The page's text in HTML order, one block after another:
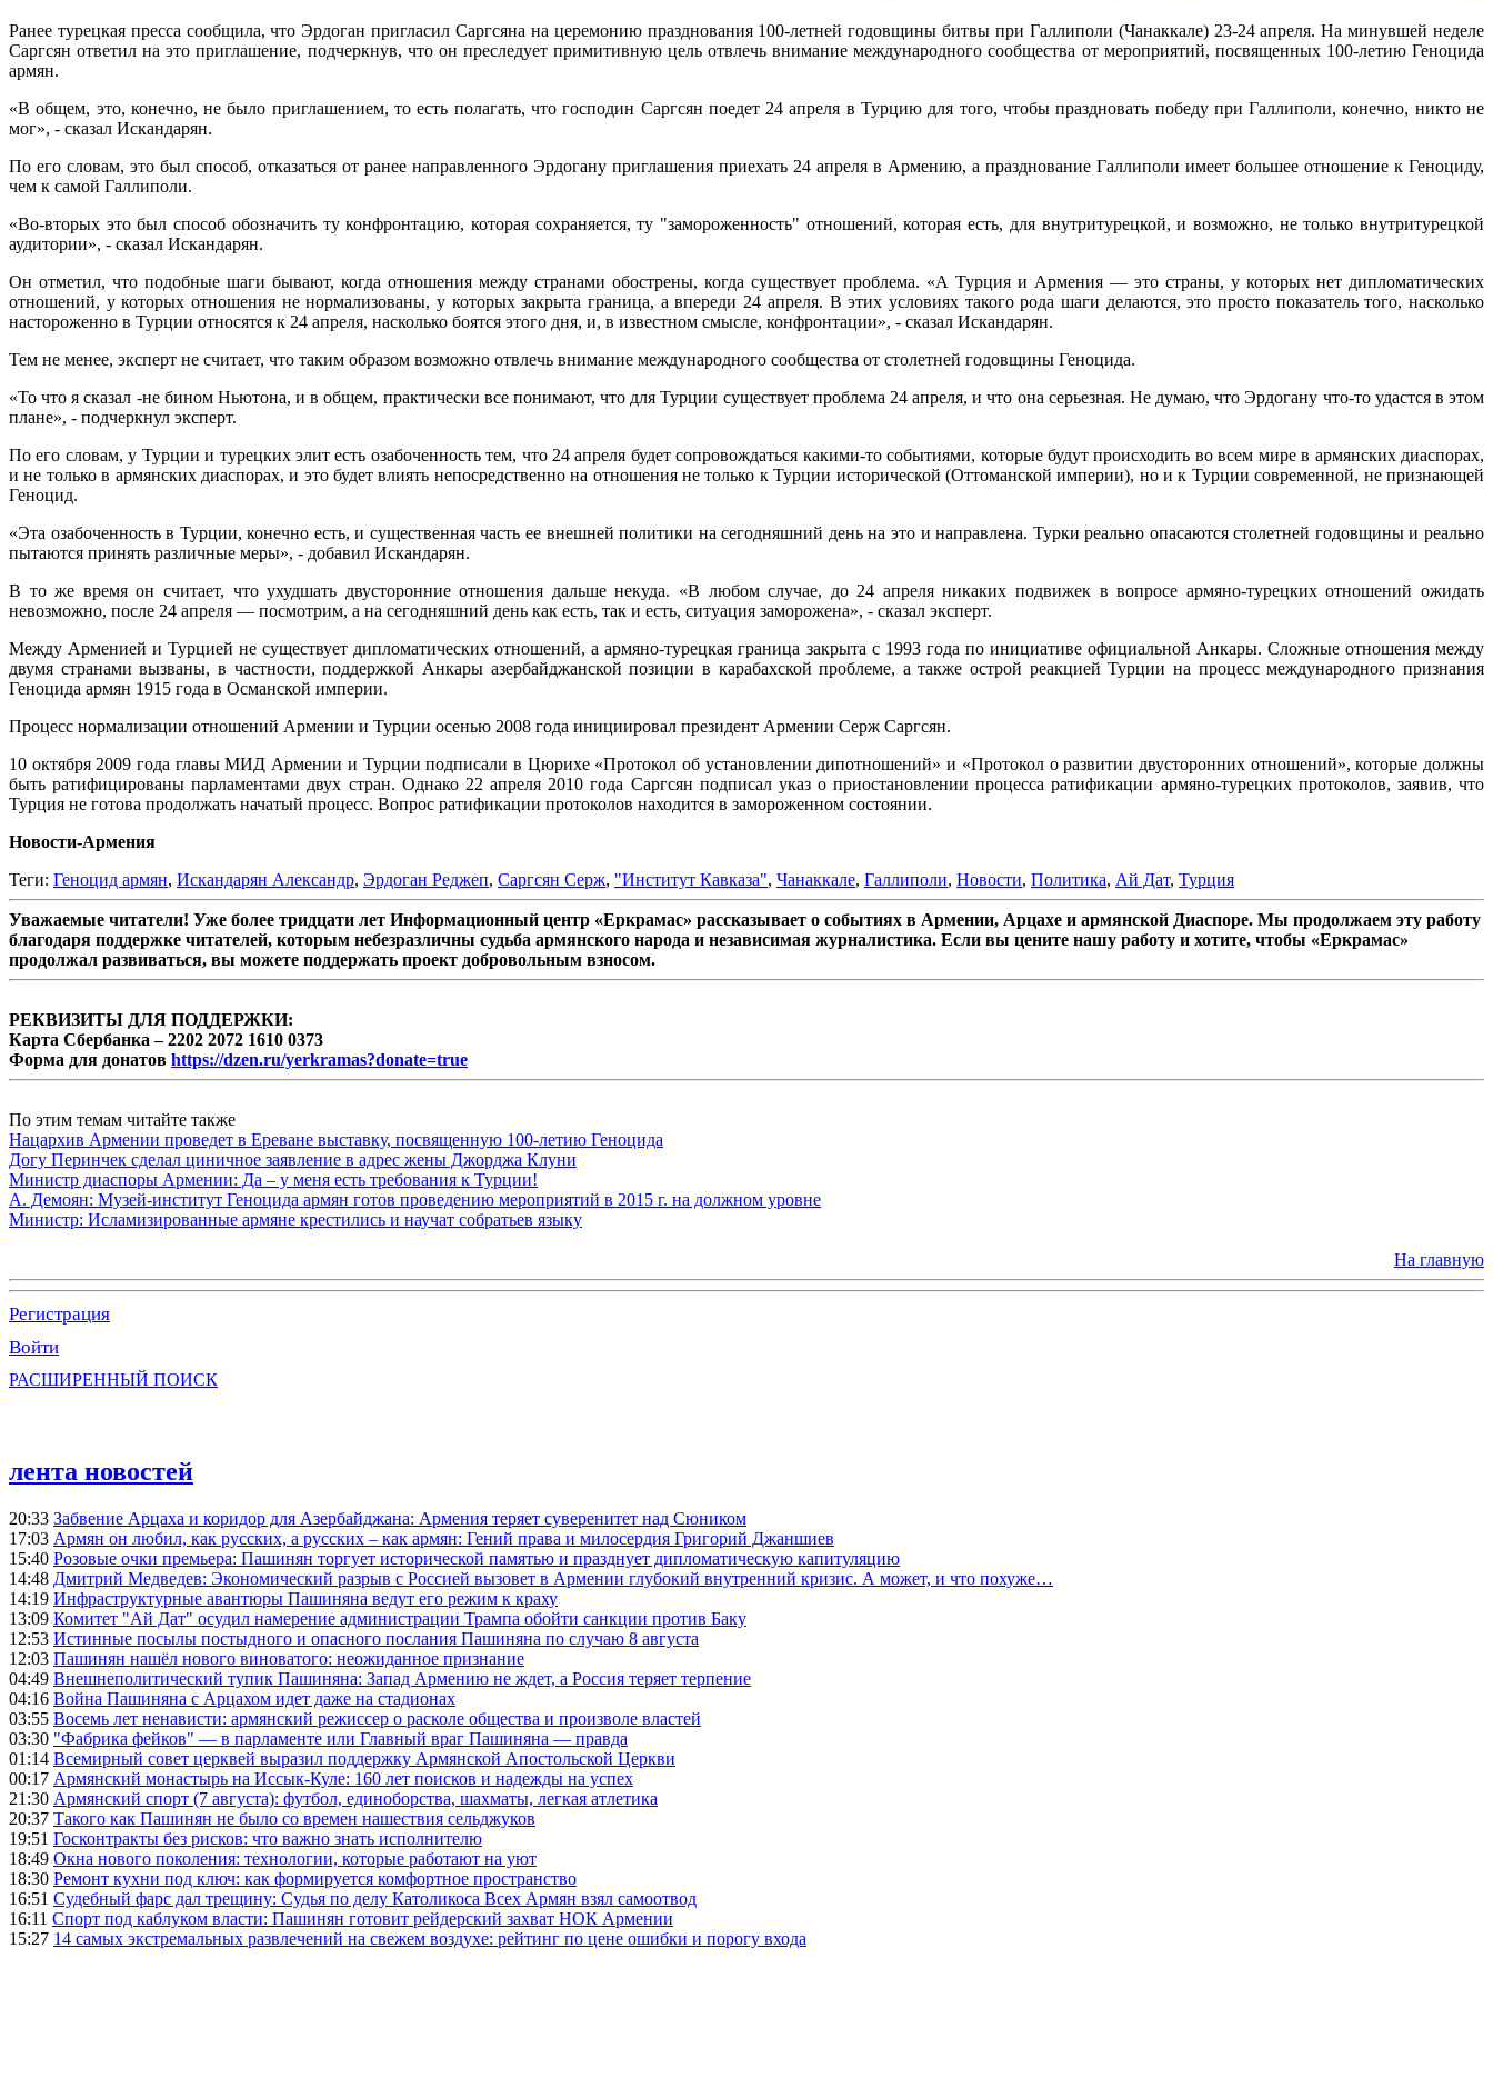
Ранее турецкая пресса сообщила, что Эрдоган пригласил Саргсяна на церемонию празднования 100-летней годовщины битвы при Галлиполи (Чанаккале) 23-24 апреля. На минувшей неделе
Саргсян ответил на это приглашение, подчеркнув, что он преследует примитивную цель отвлечь внимание международного сообщества от мероприятий, посвященных 100-летию Геноцида
армян.
«В общем, это, конечно, не было приглашением, то есть полагать, что господин Саргсян поедет 24 апреля в Турцию для того, чтобы праздновать победу при Галлиполи, конечно, никто не
мог», - сказал Искандарян.
По его словам, это был способ, отказаться от ранее направленного Эрдогану приглашения приехать 24 апреля в Армению, а празднование Галлиполи имеет большее отношение к Геноциду,
чем к самой Галлиполи.
«Во-вторых это был способ обозначить ту конфронтацию, которая сохраняется, ту "замороженность" отношений, которая есть, для внутритурецкой, и возможно, не только внутритурецкой
аудитории», - сказал Искандарян.
Он отметил, что подобные шаги бывают, когда отношения между странами обострены, когда существует проблема. «А Турция и Армения — это страны, у которых нет дипломатических
отношений, у которых отношения не нормализованы, у которых закрыта граница, а впереди 24 апреля. В этих условиях такого рода шаги делаются, это просто показатель того, насколько
настороженно в Турции относятся к 24 апреля, насколько боятся этого дня, и, в известном смысле, конфронтации», - сказал Искандарян.
Тем не менее, эксперт не считает, что таким образом возможно отвлечь внимание международного сообщества от столетней годовщины Геноцида.
«То что я сказал -не бином Ньютона, и в общем, практически все понимают, что для Турции существует проблема 24 апреля, и что она серьезная. Не думаю, что Эрдогану что-то удастся в этом
плане», - подчеркнул эксперт.
По его словам, у Турции и турецких элит есть озабоченность тем, что 24 апреля будет сопровождаться какими-то событиями, которые будут происходить во всем мире в армянских диаспорах,
и не только в армянских диаспорах, и это будет влиять непосредственно на отношения не только к Турции исторической (Оттоманской империи), но и к Турции современной, не признающей
Геноцид.
«Эта озабоченность в Турции, конечно есть, и существенная часть ее внешней политики на сегодняшний день на это и направлена. Турки реально опасаются столетней годовщины и реально
пытаются принять различные меры», - добавил Искандарян.
В то же время он считает, что ухудшать двусторонние отношения дальше некуда. «В любом случае, до 24 апреля никаких подвижек в вопросе армяно-турецких отношений ожидать
невозможно, после 24 апреля — посмотрим, а на сегодняшний день как есть, так и есть, ситуация заморожена», - сказал эксперт.
Между Арменией и Турцией не существует дипломатических отношений, а армяно-турецкая граница закрыта с 1993 года по инициативе официальной Анкары. Сложные отношения между
двумя странами вызваны, в частности, поддержкой Анкары азербайджанской позиции в карабахской проблеме, а также острой реакцией Турции на процесс международного признания
Геноцида армян 1915 года в Османской империи.
Процесс нормализации отношений Армении и Турции осенью 2008 года инициировал президент Армении Серж Саргсян.
10 октября 2009 года главы МИД Армении и Турции подписали в Цюрихе «Протокол об установлении дипотношений» и «Протокол о развитии двусторонних отношений», которые должны
быть ратифицированы парламентами двух стран. Однако 22 апреля 2010 года Саргсян подписал указ о приостановлении процесса ратификации армяно-турецких протоколов, заявив, что
Турция не готова продолжать начатый процесс. Вопрос ратификации протоколов находится в замороженном состоянии.
Новости-Армения
Теги: Геноцид армян, Искандарян Александр, Эрдоган Реджеп, Саргсян Серж, "Институт Кавказа", Чанаккале, Галлиполи, Новости, Политика, Ай Дат, Турция
Уважаемые читатели! Уже более тридцати лет Информационный центр «Еркрамас» рассказывает о событиях в Армении, Арцахе и армянской Диаспоре. Мы продолжаем эту работу
благодаря поддержке читателей, которым небезразличны судьба армянского народа и независимая журналистика. Если вы цените нашу работу и хотите, чтобы «Еркрамас»
продолжал развиваться, вы можете поддержать проект добровольным взносом.
РЕКВИЗИТЫ ДЛЯ ПОДДЕРЖКИ:
Карта Сбербанка – 2202 2072 1610 0373
Форма для донатов https://dzen.ru/yerkramas?donate=true
По этим темам читайте также
Нацархив Армении проведет в Ереване выставку, посвященную 100-летию Геноцида
Догу Перинчек сделал циничное заявление в адрес жены Джорджа Клуни
Министр диаспоры Армении: Да – у меня есть требования к Турции!
А. Демоян: Музей-институт Геноцида армян готов проведению мероприятий в 2015 г. на должном уровне
Министр: Исламизированные армяне крестились и научат собратьев языку
На главную
Регистрация
Войти
РАСШИРЕННЫЙ ПОИСК
лента новостей
20:33 Забвение Арцаха и коридор для Азербайджана: Армения теряет суверенитет над Сюником
17:03 Армян он любил, как русских, а русских – как армян: Гений права и милосердия Григорий Джаншиев
15:40 Розовые очки премьера: Пашинян торгует исторической памятью и празднует дипломатическую капитуляцию
14:48 Дмитрий Медведев: Экономический разрыв с Россией вызовет в Армении глубокий внутренний кризис. А может, и что похуже…
14:19 Инфраструктурные авантюры Пашиняна ведут его режим к краху
13:09 Комитет "Ай Дат" осудил намерение администрации Трампа обойти санкции против Баку
12:53 Истинные посылы постыдного и опасного послания Пашиняна по случаю 8 августа
12:03 Пашинян нашёл нового виноватого: неожиданное признание
04:49 Внешнеполитический тупик Пашиняна: Запад Армению не ждет, а Россия теряет терпение
04:16 Война Пашиняна с Арцахом идет даже на стадионах
03:55 Восемь лет ненависти: армянский режиссер о расколе общества и произволе властей
03:30 "Фабрика фейков" — в парламенте или Главный враг Пашиняна — правда
01:14 Всемирный совет церквей выразил поддержку Армянской Апостольской Церкви
00:17 Армянский монастырь на Иссык-Куле: 160 лет поисков и надежды на успех
21:30 Армянский спорт (7 августа): футбол, единоборства, шахматы, легкая атлетика
20:37 Такого как Пашинян не было со времен нашествия сельджуков
19:51 Госконтракты без рисков: что важно знать исполнителю
18:49 Окна нового поколения: технологии, которые работают на уют
18:30 Ремонт кухни под ключ: как формируется комфортное пространство
16:51 Судебный фарс дал трещину: Судья по делу Католикоса Всех Армян взял самоотвод
16:11 Спорт под каблуком власти: Пашинян готовит рейдерский захват НОК Армении
15:27 14 самых экстремальных развлечений на свежем воздухе: рейтинг по цене ошибки и порогу входа